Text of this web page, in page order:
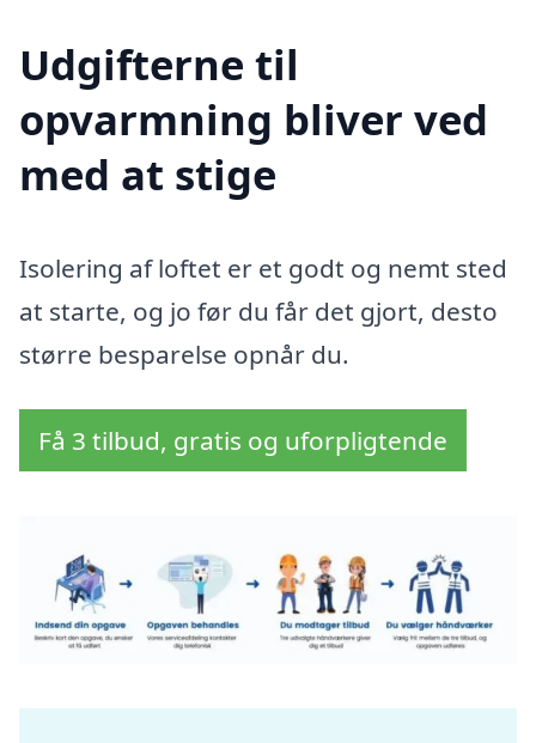
Udgifterne til
opvarmning bliver ved
med at stige
Isolering af loftet er et godt og nemt sted
at starte, og jo før du får det gjort, desto
større besparelse opnår du.
Få 3 tilbud, gratis og uforpligtende